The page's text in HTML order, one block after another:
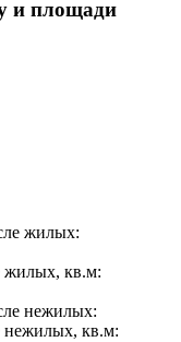
и площади
жилых:
кв.м:
нежилых:
кв.м: